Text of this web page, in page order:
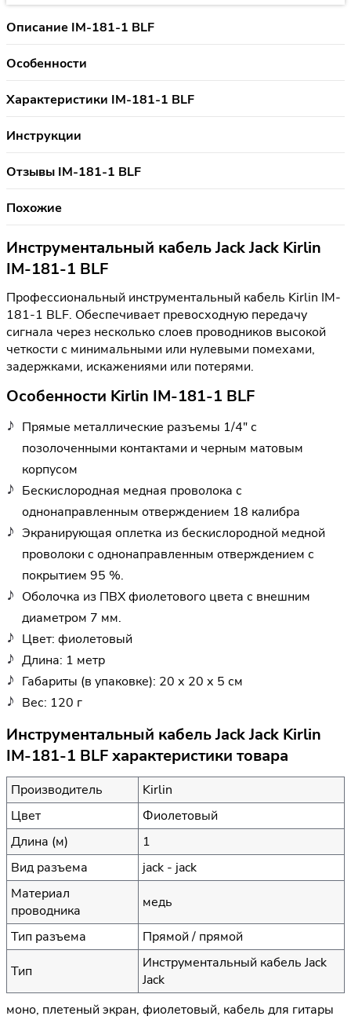
Описание IM-181-1 BLF
Особенности
Характеристики IM-181-1 BLF
Инструкции
Отзывы IM-181-1 BLF
Похожие
Инструментальный кабель Jack Jack Kirlin
IM-181-1 BLF
Профессиональный инструментальный кабель Kirlin IM-
181-1 BLF. Обеспечивает превосходную передачу
сигнала через несколько слоев проводников высокой
четкости с минимальными или нулевыми помехами,
задержками, искажениями или потерями.
Особенности Kirlin IM-181-1 BLF
Прямые металлические разъемы 1/4" с
позолоченными контактами и черным матовым
корпусом
Бескислородная медная проволока с
однонаправленным отверждением 18 калибра
Экранирующая оплетка из бескислородной медной
проволоки с однонаправленным отверждением с
покрытием 95 %.
Оболочка из ПВХ фиолетового цвета с внешним
диаметром 7 мм.
Цвет: фиолетовый
Длина: 1 метр
Габариты (в упаковке): 20 х 20 х 5 см
Вес: 120 г
Инструментальный кабель Jack Jack Kirlin
IM-181-1 BLF характеристики товара
Производитель
Kirlin
Цвет
Фиолетовый
Длина (м)
1
Вид разъема
jack - jack
Материал
проводника
медь
Тип разъема
Прямой / прямой
Тип
Инструментальный кабель Jack
Jack
моно, плетеный экран, фиолетовый, кабель для гитары